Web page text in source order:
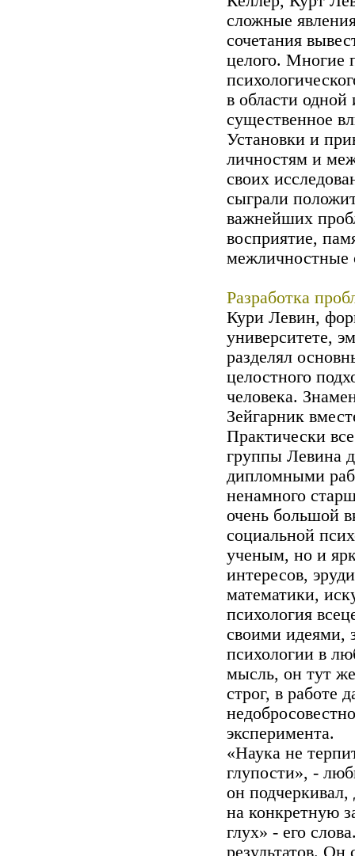
сложные
сочетания
целого. Многие
в области одной
существенное
Установки и
личностям и
своих
сыграли
важнейших
восприятие,
межличностные
Разработка
Кури Левин,
университете,
разделял
целостного
человека.
Зейгарник
Практически
группы Левина
дипломными
ненамного
очень большой
социальной
ученым, но и
интересов,
математики,
психология
своими идеями,
психологии в
мысль, он тут
строг, в работе
эксперимента.
«Наука не
глупости», -
он подчеркивал,
на конкретную
глух» - его
результатов. Он